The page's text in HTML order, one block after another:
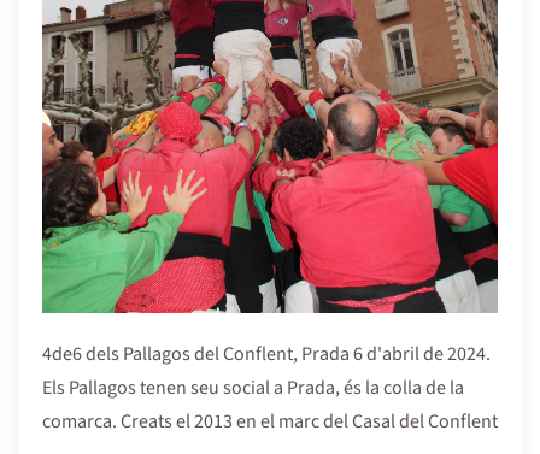
4de6 dels Pallagos del Conflent, Prada 6 d'abril de 2024.
Els Pallagos tenen seu social a Prada, és la colla de la
comarca. Creats el 2013 en el marc del Casal del Conflent